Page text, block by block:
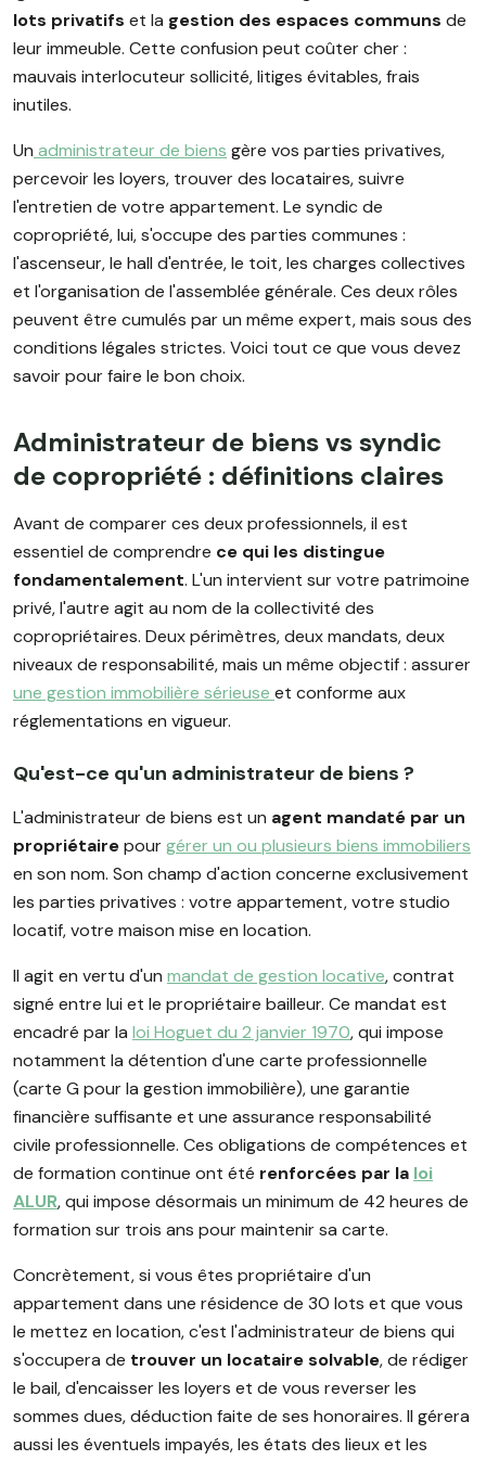
lots privatifs et la gestion des espaces communs de
leur immeuble. Cette confusion peut coûter cher :
mauvais interlocuteur sollicité, litiges évitables, frais
inutiles.
Un administrateur de biens gère vos parties privatives,
percevoir les loyers, trouver des locataires, suivre
l'entretien de votre appartement. Le syndic de
copropriété, lui, s'occupe des parties communes :
l'ascenseur, le hall d'entrée, le toit, les charges collectives
et l'organisation de l'assemblée générale. Ces deux rôles
peuvent être cumulés par un même expert, mais sous des
conditions légales strictes. Voici tout ce que vous devez
savoir pour faire le bon choix.
Administrateur de biens vs syndic
de copropriété : définitions claires
Avant de comparer ces deux professionnels, il est
essentiel de comprendre ce qui les distingue
fondamentalement. L'un intervient sur votre patrimoine
privé, l'autre agit au nom de la collectivité des
copropriétaires. Deux périmètres, deux mandats, deux
niveaux de responsabilité, mais un même objectif : assurer
une gestion immobilière sérieuse et conforme aux
réglementations en vigueur.
Qu'est-ce qu'un administrateur de biens ?
L'administrateur de biens est un agent mandaté par un
propriétairepourgérer un ou plusieurs biens immobiliers
en son nom. Son champ d'action concerne exclusivement
les parties privatives : votre appartement, votre studio
locatif, votre maison mise en location.
Il agit en vertu d'un mandat de gestion locative, contrat
signé entre lui et le propriétaire bailleur. Ce mandat est
encadré par la loi Hoguet du 2 janvier 1970, qui impose
notamment la détention d'une carte professionnelle
(carte G pour la gestion immobilière), une garantie
financière suffisante et une assurance responsabilité
civile professionnelle. Ces obligations de compétences et
de formation continue ont été renforcées par la loi
ALUR, qui impose désormais un minimum de 42 heures de
formation sur trois ans pour maintenir sa carte.
Concrètement, si vous êtes propriétaire d'un
appartement dans une résidence de 30 lots et que vous
le mettez en location, c'est l'administrateur de biens qui
s'occupera de trouver un locataire solvable, de rédiger
le bail, d'encaisser les loyers et de vous reverser les
sommes dues, déduction faite de ses honoraires. Il gérera
aussi les éventuels impayés, les états des lieux et les